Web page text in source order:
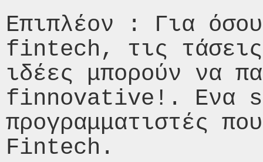
Επιπλέον : Για
fintech, τις
ιδέες μπορούν να
finnovative!. Ενα
προγραμματιστές
Fintech.